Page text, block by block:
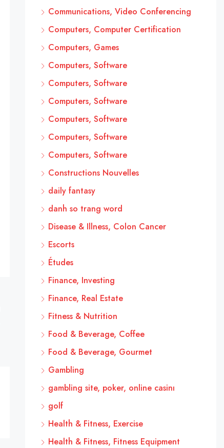
Communications, Video Conferencing
Computers, Computer Certification
Computers, Games
Computers, Software
Computers, Software
Computers, Software
Computers, Software
Computers, Software
Computers, Software
Constructions Nouvelles
daily fantasy
danh so trang word
Disease & Illness, Colon Cancer
Escorts
Études
Finance, Investing
Finance, Real Estate
Fitness & Nutrition
Food & Beverage, Coffee
Food & Beverage, Gourmet
Gambling
gambling site, poker, online casinı
golf
Health & Fitness, Exercise
Health & Fitness, Fitness Equipment